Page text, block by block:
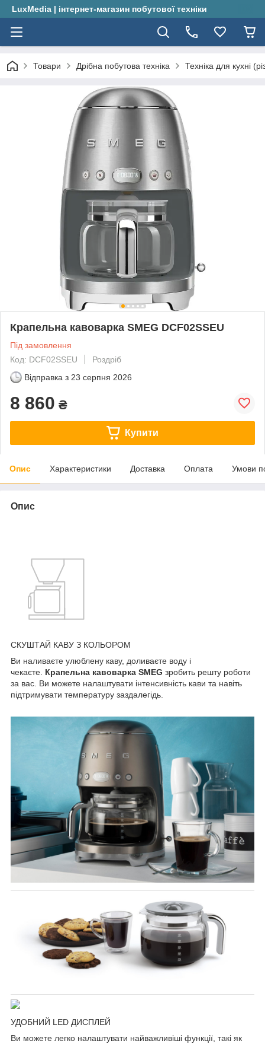
LuxMedia | інтернет-магазин побутової техніки
Товари Дрібна побутова техніка Техніка для кухні
Крапельна кавоварка SMEG DCF02SSEU
Під замовлення
Код: DCF02SSEU
Роздріб
Відправка з 23 серпня 2026
8 860 ₴
Купити
Опис Характеристики Доставка Оплата Умови
Опис
СКУШТАЙ КАВУ З КОЛЬОРОМ
Ви наливаєте улюблену каву, доливаєте воду і
чекаєте. Крапельна кавоварка SMEG зробить решту роботи
за вас. Ви можете налаштувати інтенсивність кави та навіть
підтримувати температуру заздалегідь.
УДОБНИЙ LED ДИСПЛЕЙ
Ви можете легко налаштувати найважливіші функції, такі як